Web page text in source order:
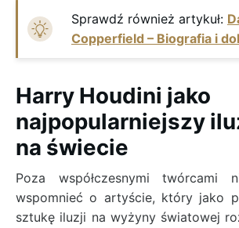
Sprawdź również artykuł:
Copperfield – Biografia i
Harry Houdini jako
najpopularniejszy
na świecie
Poza współczesnymi twórcami
wspomnieć o artyście, który jako
sztukę iluzji na wyżyny światowej